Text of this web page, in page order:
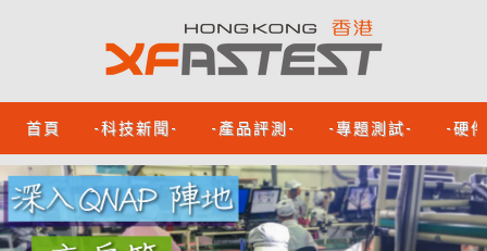
首頁 -科技新聞- -產品評測- -專題測試- -硬